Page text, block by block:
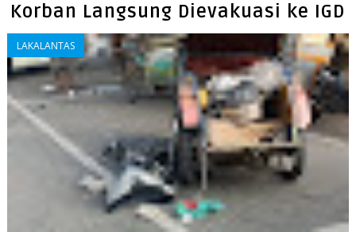
Korban Langsung Dievakuasi ke IGD
LAKALANTAS